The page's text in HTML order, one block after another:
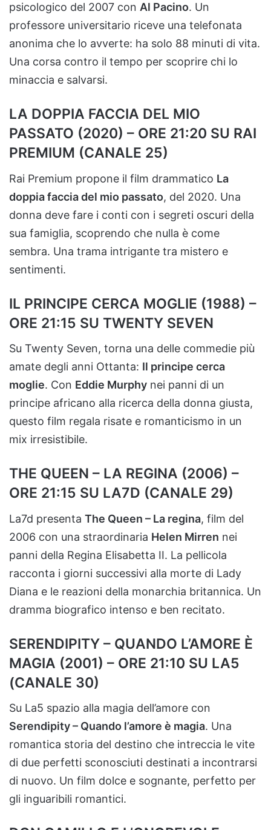
psicologico del 2007 con Al Pacino. Un
professore universitario riceve una telefonata
anonima che lo avverte: ha solo 88 minuti di vita.
Una corsa contro il tempo per scoprire chi lo
minaccia e salvarsi.
LA DOPPIA FACCIA DEL MIO
PASSATO (2020) – ORE 21:20 SU RAI
PREMIUM (CANALE 25)
Rai Premium propone il film drammatico La
doppia faccia del mio passato, del 2020. Una
donna deve fare i conti con i segreti oscuri della
sua famiglia, scoprendo che nulla è come
sembra. Una trama intrigante tra mistero e
sentimenti.
IL PRINCIPE CERCA MOGLIE (1988) –
ORE 21:15 SU TWENTY SEVEN
Su Twenty Seven, torna una delle commedie più
amate degli anni Ottanta: Il principe cerca
moglie. Con Eddie Murphy nei panni di un
principe africano alla ricerca della donna giusta,
questo film regala risate e romanticismo in un
mix irresistibile.
THE QUEEN – LA REGINA (2006) –
ORE 21:15 SU LA7D (CANALE 29)
La7d presenta The Queen – La regina, film del
2006 con una straordinaria Helen Mirren nei
panni della Regina Elisabetta II. La pellicola
racconta i giorni successivi alla morte di Lady
Diana e le reazioni della monarchia britannica. Un
dramma biografico intenso e ben recitato.
SERENDIPITY – QUANDO L’AMORE È
MAGIA (2001) – ORE 21:10 SU LA5
(CANALE 30)
Su La5 spazio alla magia dell’amore con
Serendipity – Quando l’amore è magia. Una
romantica storia del destino che intreccia le vite
di due perfetti sconosciuti destinati a incontrarsi
di nuovo. Un film dolce e sognante, perfetto per
gli inguaribili romantici.